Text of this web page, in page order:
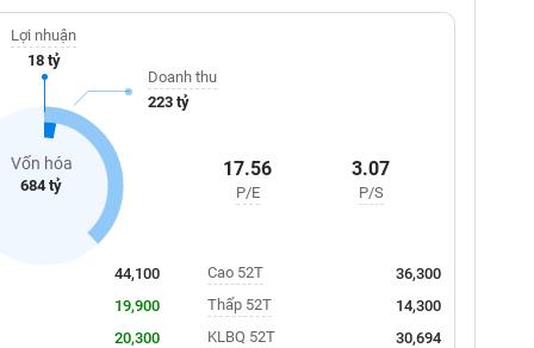
Vốn hóa
684 tỷ
Lợi nhuận
18 tỷ
Doanh thu
223 tỷ
17.56
P/E
3.07
P/S
44,100
19,900
20,300
Cao 52T
36,300
Thấp 52T
14,300
KLBQ 52T
30,694